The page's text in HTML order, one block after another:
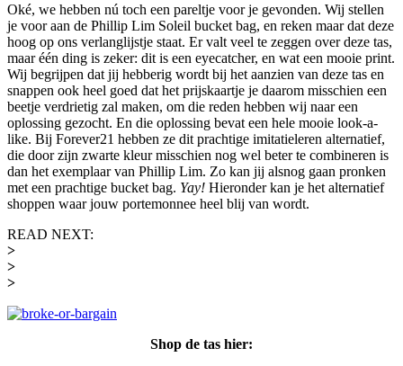
Oké, we hebben nú toch een pareltje voor je gevonden. Wij stellen
je voor aan de Phillip Lim Soleil bucket bag, en reken maar dat deze
hoog op ons verlanglijstje staat. Er valt veel te zeggen over deze tas,
maar één ding is zeker: dit is een eyecatcher, en wat een mooie print.
Wij begrijpen dat jij hebberig wordt bij het aanzien van deze tas en
snappen ook heel goed dat het prijskaartje je daarom misschien een
beetje verdrietig zal maken, om die reden hebben wij naar een
oplossing gezocht. En die oplossing bevat een hele mooie look-a-
like. Bij Forever21 hebben ze dit prachtige imitatieleren alternatief,
die door zijn zwarte kleur misschien nog wel beter te combineren is
dan het exemplaar van Phillip Lim. Zo kan jij alsnog gaan pronken
met een prachtige bucket bag. Yay! Hieronder kan je het alternatief
shoppen waar jouw portemonnee heel blij van wordt.
READ NEXT:
>
>
>
Shop de tas hier: